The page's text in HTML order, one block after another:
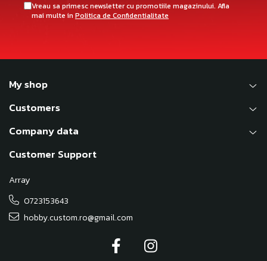
Vreau sa primesc newsletter cu promotiile magazinului. Afla
mai multe in Politica de Confidentialitate
My shop
Customers
Company data
Customer Support
Array
0723153643
hobby.custom.ro@gmail.com